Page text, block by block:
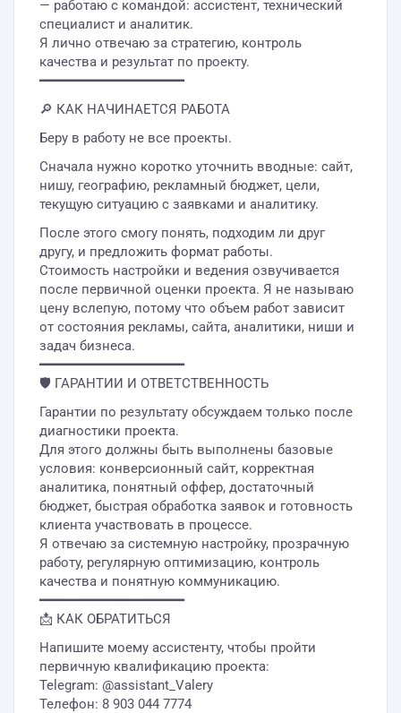
— работаю с командой: ассистент, технический
специалист и аналитик.
Я лично отвечаю за стратегию, контроль
качества и результат по проекту.
━━━━━━━━━━━━━━━━━━
🔎 КАК НАЧИНАЕТСЯ РАБОТА
Беру в работу не все проекты.
Сначала нужно коротко уточнить вводные: сайт,
нишу, географию, рекламный бюджет, цели,
текущую ситуацию с заявками и аналитику.
После этого смогу понять, подходим ли друг
другу, и предложить формат работы.
Стоимость настройки и ведения озвучивается
после первичной оценки проекта. Я не называю
цену вслепую, потому что объем работ зависит
от состояния рекламы, сайта, аналитики, ниши и
задач бизнеса.
━━━━━━━━━━━━━━━━━━
🛡 ГАРАНТИИ И ОТВЕТСТВЕННОСТЬ
Гарантии по результату обсуждаем только после
диагностики проекта.
Для этого должны быть выполнены базовые
условия: конверсионный сайт, корректная
аналитика, понятный оффер, достаточный
бюджет, быстрая обработка заявок и готовность
клиента участвовать в процессе.
Я отвечаю за системную настройку, прозрачную
работу, регулярную оптимизацию, контроль
качества и понятную коммуникацию.
━━━━━━━━━━━━━━━━━━
📩 КАК ОБРАТИТЬСЯ
Напишите моему ассистенту, чтобы пройти
первичную квалификацию проекта:
Telegram: @assistant_Valery
Телефон: 8 903 044 7774